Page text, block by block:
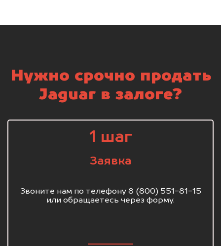
Нужно срочно продать
Jaguar в залоге?
1 шаг
Заявка
Звоните нам по телефону 8 (800) 551-81-15
или обращаетесь через форму.